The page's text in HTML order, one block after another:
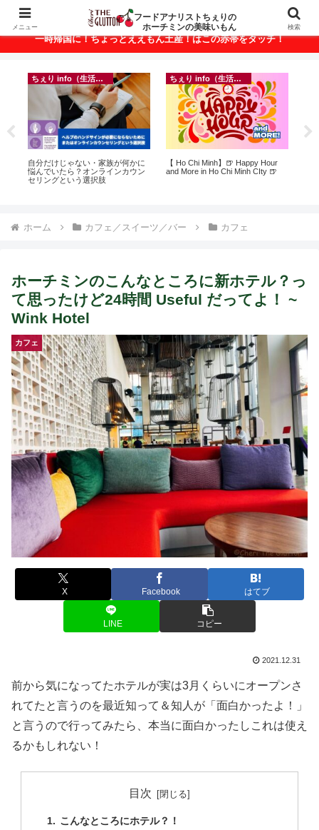
ベトナム・ホーチミンの美味いもんが満載！
一時帰国に！ちょっとええもん土産！はこの赤帯をタッチ！
ちぇり info（生活情報）
自分だけじゃない・家族が何かに
悩んでいたら？オンラインカウン
セリングという選択肢
ちぇり info（生活情報）
【 Ho Chi Minh】🍺 Happy Hour
and More in Ho Chi Minh CIty 🍺
ホーム カフェ／スイーツ／バー カフェ
ホーチミンのこんなところに新ホテル？っ
て思ったけど24時間 Useful だってよ！ ~
Wink Hotel
カフェ
X Facebook はてブ
LINE コピー
2021.12.31
前から気になってたホテルが実は3月くらいにオープンさ
れてたと言うのを最近知って＆知人が「面白かったよ！」
と言うので行ってみたら、本当に面白かったしこれは使え
るかもしれない！
目次
こんなところにホテル？！
メニュー
フードアナリストちぇりの
ホーチミンの美味いもん
検索